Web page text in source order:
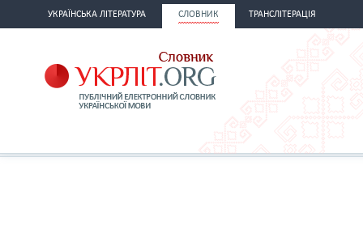
УКРАЇНСЬКА ЛІТЕРАТУРА СЛОВНИК ТРАНСЛІТЕРАЦІЯ